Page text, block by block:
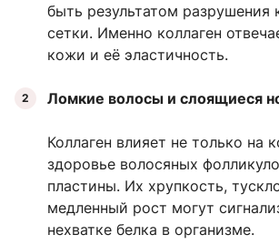
быть результатом разрушения
сетки. Именно коллаген
кожи и её эластичность.
Ломкие волосы и слоящиеся
Коллаген влияет не только на
здоровье волосяных
пластины. Их хрупкость,
медленный рост могут
нехватке белка в организме.